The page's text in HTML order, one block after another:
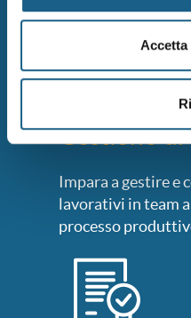
Gestione
Impara a gestire e
lavorativi in team
processo